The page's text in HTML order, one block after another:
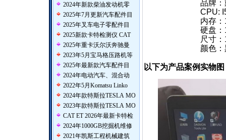
2024年新款柴油发动机零
2025年7月更新汽车配件目
2025年叉车电子零配件目
2025新款卡特检测仪 CAT
2025年重卡沃尔沃奔驰曼
2023年5月宝马格压路机等
2025年最新款汽车配件目
2024年电动汽车、混合动
2022年5月Komatsu Linko
2024年款特斯拉TESLA MO
2023年款特斯拉TESLA MO
CAT ET 2026年最新卡特检
2024年1000GB挖掘机维修
2021年凯斯工程机械建筑
品牌
CPU:
内存
硬盘
尺寸
颜色
以下为产品案例实物